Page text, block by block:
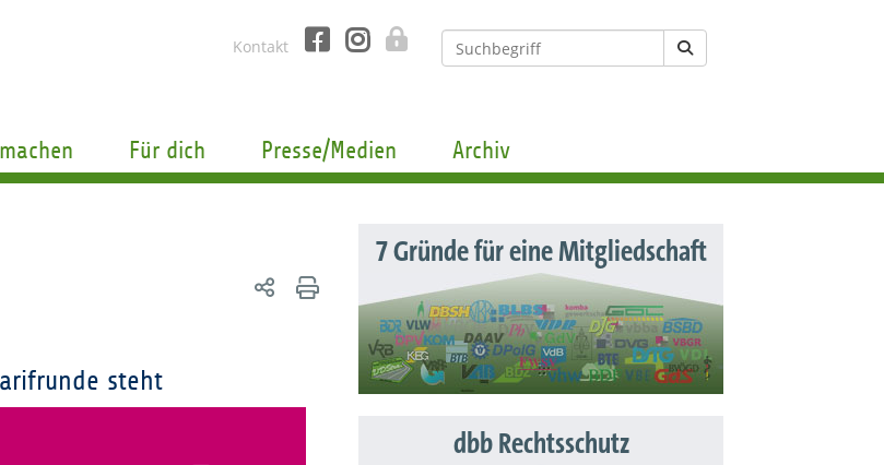
Kontakt
Für dich Presse/Medien Archiv
steht
7 Gründe für eine Mitgliedschaft
dbb Rechtsschutz